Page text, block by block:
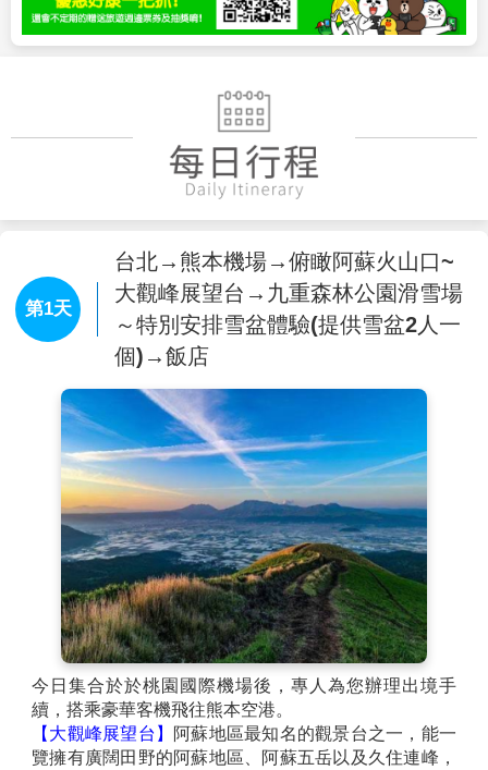
第1天
台北→熊本機場→俯瞰阿蘇火山口~
大觀峰展望台→九重森林公園滑雪場
～特別安排雪盆體驗(提供雪盆2人一
個)→飯店
今日集合於於桃園國際機場後，專人為您辦理出境手
續，搭乘豪華客機飛往熊本空港。
【大觀峰展望台】
阿蘇地區最知名的觀景台之一，能一
覽擁有廣闊田野的阿蘇地區、阿蘇五岳以及久住連峰，